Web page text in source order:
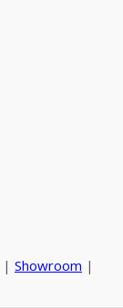
| Showroom |